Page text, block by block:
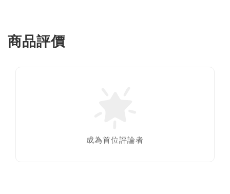
商品評價
成為首位評論者